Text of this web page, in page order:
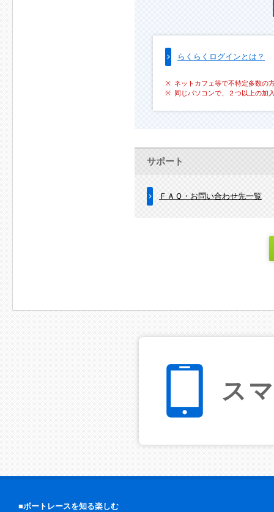
らくらくログインとは？
ネットカフェ等で不特定多数の
同じパソコンで、２つ以上の加
サポート
ＦＡＱ・お問い合わせ先一覧
ス
■ボートレースを知る楽しむ